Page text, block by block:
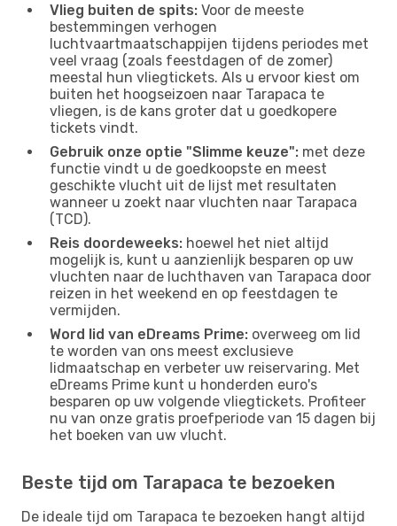
Vlieg buiten de spits: Voor de meeste
bestemmingen verhogen
luchtvaartmaatschappijen tijdens periodes met
veel vraag (zoals feestdagen of de zomer)
meestal hun vliegtickets. Als u ervoor kiest om
buiten het hoogseizoen naar Tarapaca te
vliegen, is de kans groter dat u goedkopere
tickets vindt.
Gebruik onze optie "Slimme keuze": met deze
functie vindt u de goedkoopste en meest
geschikte vlucht uit de lijst met resultaten
wanneer u zoekt naar vluchten naar Tarapaca
(TCD).
Reis doordeweeks: hoewel het niet altijd
mogelijk is, kunt u aanzienlijk besparen op uw
vluchten naar de luchthaven van Tarapaca door
reizen in het weekend en op feestdagen te
vermijden.
Word lid van eDreams Prime: overweeg om lid
te worden van ons meest exclusieve
lidmaatschap en verbeter uw reiservaring. Met
eDreams Prime kunt u honderden euro's
besparen op uw volgende vliegtickets. Profiteer
nu van onze gratis proefperiode van 15 dagen bij
het boeken van uw vlucht.
Beste tijd om Tarapaca te bezoeken
De ideale tijd om Tarapaca te bezoeken hangt altijd